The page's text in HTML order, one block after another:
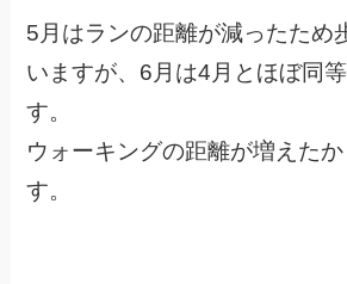
5月はランの距離が減ったため
いますが、6月は4月とほぼ同
す。
ウォーキングの距離が増えた
す。